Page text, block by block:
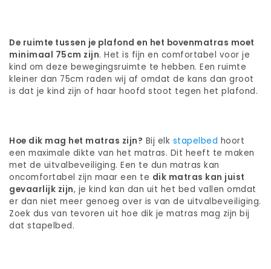
De ruimte tussen je plafond en het bovenmatras moet
minimaal 75cm zijn. Het is fijn en comfortabel voor je
kind om deze bewegingsruimte te hebben. Een ruimte
kleiner dan 75cm raden wij af omdat de kans dan groot
is dat je kind zijn of haar hoofd stoot tegen het plafond.
Hoe dik mag het matras zijn? Bij elk stapelbed hoort
een maximale dikte van het matras. Dit heeft te maken
met de uitvalbeveiliging. Een te dun matras kan
oncomfortabel zijn maar een te dik matras kan juist
gevaarlijk zijn, je kind kan dan uit het bed vallen omdat
er dan niet meer genoeg over is van de uitvalbeveiliging.
Zoek dus van tevoren uit hoe dik je matras mag zijn bij
dat stapelbed.